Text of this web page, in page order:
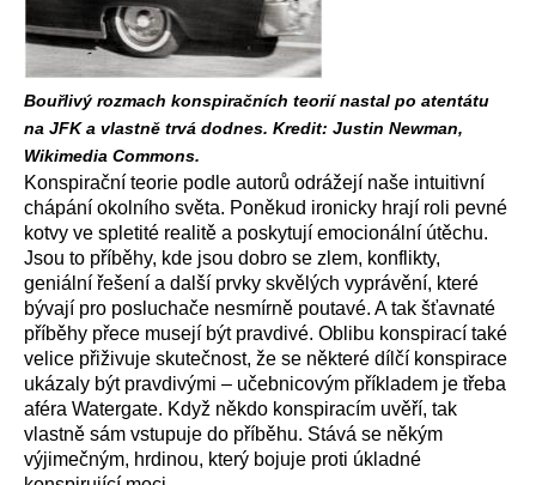
Bouřlivý rozmach konspiračních teorií nastal po atentátu
na JFK a vlastně trvá dodnes. Kredit: Justin Newman,
Wikimedia Commons.
Konspirační teorie podle autorů odrážejí naše intuitivní
chápání okolního světa. Poněkud ironicky hrají roli pevné
kotvy ve spletité realitě a poskytují emocionální útěchu.
Jsou to příběhy, kde jsou dobro se zlem, konflikty,
geniální řešení a další prvky skvělých vyprávění, které
bývají pro posluchače nesmírně poutavé. A tak šťavnaté
příběhy přece musejí být pravdivé. Oblibu konspirací také
velice přiživuje skutečnost, že se některé dílčí konspirace
ukázaly být pravdivými – učebnicovým příkladem je třeba
aféra Watergate. Když někdo konspiracím uvěří, tak
vlastně sám vstupuje do příběhu. Stává se někým
výjimečným, hrdinou, který bojuje proti úkladné